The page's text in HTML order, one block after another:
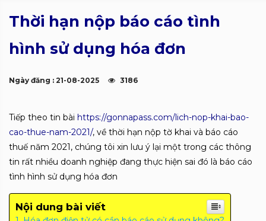
Thời hạn nộp báo cáo tình
hình sử dụng hóa đơn
Ngày đăng : 21-08-2025 3186
Tiếp theo tin bài https://gonnapass.com/lich-nop-khai-bao-
cao-thue-nam-2021/, về thời hạn nộp tờ khai và báo cáo
thuế năm 2021, chúng tôi xin lưu ý lại một trong các thông
tin rất nhiều doanh nghiệp đang thực hiện sai đó là báo cáo
tình hình sử dụng hóa đơn
Nội dung bài viết